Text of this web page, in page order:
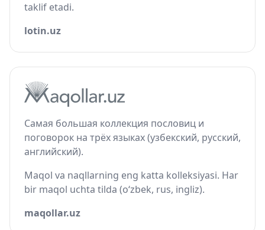
taklif etadi.
lotin.uz
Самая большая коллекция пословиц и
поговорок на трёх языках (узбекский, русский,
английский).
Maqol va naqllarning eng katta kolleksiyasi. Har
bir maqol uchta tilda (o‘zbek, rus, ingliz).
maqollar.uz